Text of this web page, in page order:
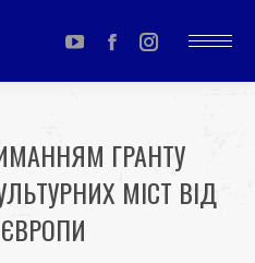
YouTube
page
in
new
window
Facebook
page
in
new
Instagram
page
in
new
ГРАНТУ
МІСТ ВІД